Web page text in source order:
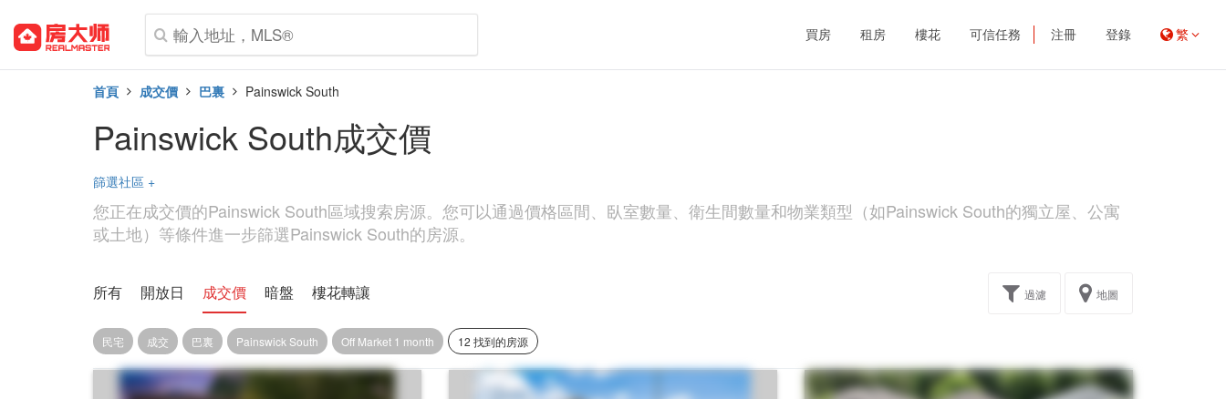
買房 租房 樓花 可信任務 注冊 登錄 繁
首頁 成交價 巴裏 Painswick South
Painswick South成交價
篩選社區 +
您正在成交價的Painswick South區域搜索房源。您可以通過價格區間、臥室數量、衛生間數量和物業類型（如Painswick South的獨立屋、公寓
或土地）等條件進一步篩選Painswick South的房源。
所有 開放日 成交價 暗盤 樓花轉讓 過濾 地圖
民宅 成交 巴裏 Painswick South Off Market 1 month 12 找到的房源